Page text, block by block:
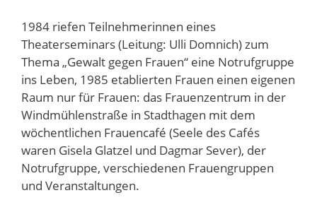
1984 riefen Teilnehmerinnen eines
Theaterseminars (Leitung: Ulli Domnich) zum
Thema „Gewalt gegen Frauen“ eine Notrufgruppe
ins Leben, 1985 etablierten Frauen einen eigenen
Raum nur für Frauen: das Frauenzentrum in der
Windmühlenstraße in Stadthagen mit dem
wöchentlichen Frauencafé (Seele des Cafés
waren Gisela Glatzel und Dagmar Sever), der
Notrufgruppe, verschiedenen Frauengruppen
und Veranstaltungen.